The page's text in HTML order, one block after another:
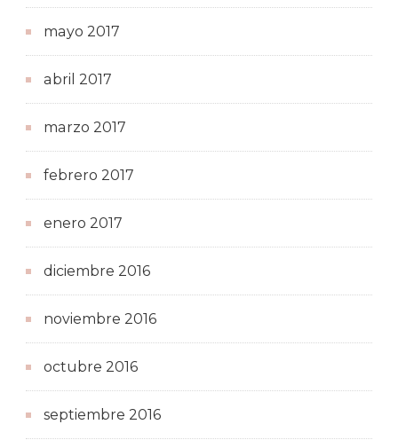
mayo 2017
abril 2017
marzo 2017
febrero 2017
enero 2017
diciembre 2016
noviembre 2016
octubre 2016
septiembre 2016